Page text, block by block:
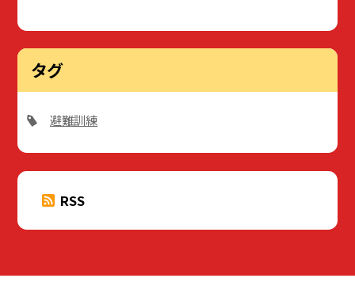
タグ
避難訓練
RSS